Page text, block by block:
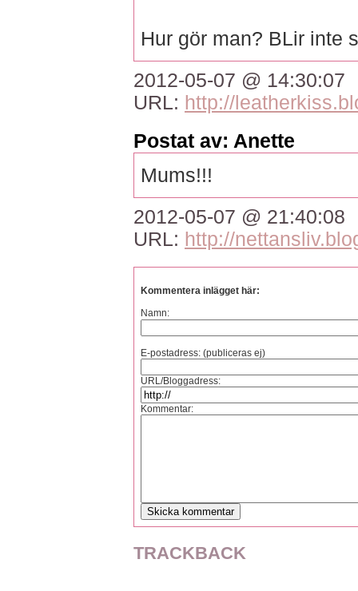
Hur gör man? BLir inte
2012-05-07 @ 14:30:07
URL: http://
Postat av: Anette
Mums!!!
2012-05-07 @ 21:40:08
URL: http://
Kommentera inlägget här:
Namn:
E-postadress: (publiceras ej)
URL/Bloggadress:
Kommentar:
TRACKBACK